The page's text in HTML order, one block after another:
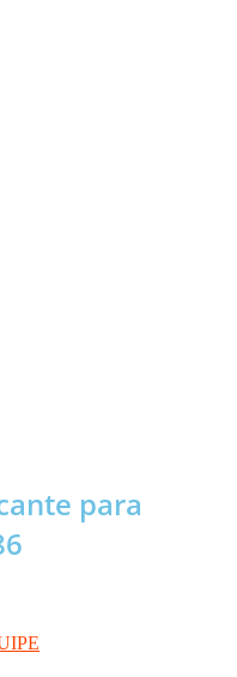
para